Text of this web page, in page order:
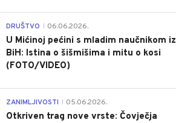
DRUŠTVO 06.06.2026.
U Mićinoj pećini s mladim naučnikom iz
BiH: Istina o šišmišima i mitu o kosi
(FOTO/VIDEO)
ZANIMLJIVOSTI 05.06.2026.
Otkriven trag nove vrste: Čovječja